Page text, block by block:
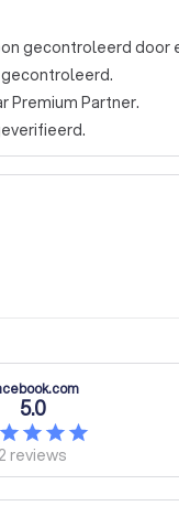
gecontroleerd door
Premium Partner.
5.0
2 reviews